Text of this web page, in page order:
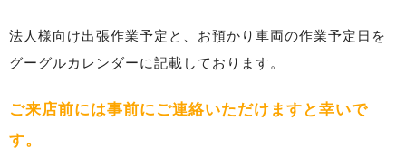
法人様向け出張作業予定と、お預かり車両の作業予定日を
グーグルカレンダーに記載しております。
ご来店前には事前にご連絡いただけますと幸いで
す。